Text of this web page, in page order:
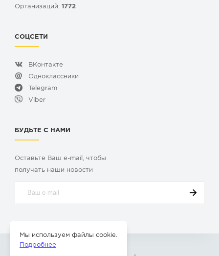
Организаций: 1772
СОЦСЕТИ
ВКонтакте
Одноклассники
Telegram
Viber
БУДЬТЕ С НАМИ
Оставьте Ваш e-mail, чтобы
получать наши новости
Мы используем файлы cookie.
Подробнее